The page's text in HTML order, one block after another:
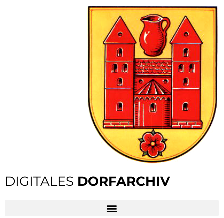
DIGITALES DORFARCHIV